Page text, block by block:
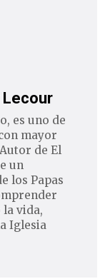
Lecour
es uno de
mayor
de El
un
los Papas
la vida,
Iglesia